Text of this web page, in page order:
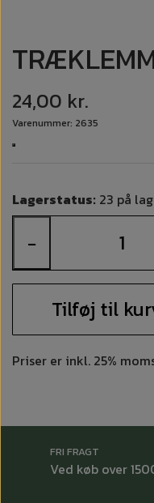
24,00 kr.
Varenummer: 2635
Lagerstatus: 23 på
−
Tilføj til
Priser er inkl. 25%
FRI FRAGT
Ved køb over